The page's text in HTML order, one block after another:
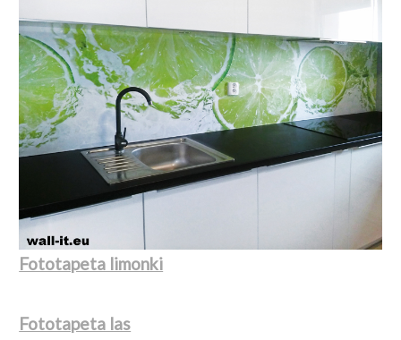
Fototapeta limonki
Fototapeta las